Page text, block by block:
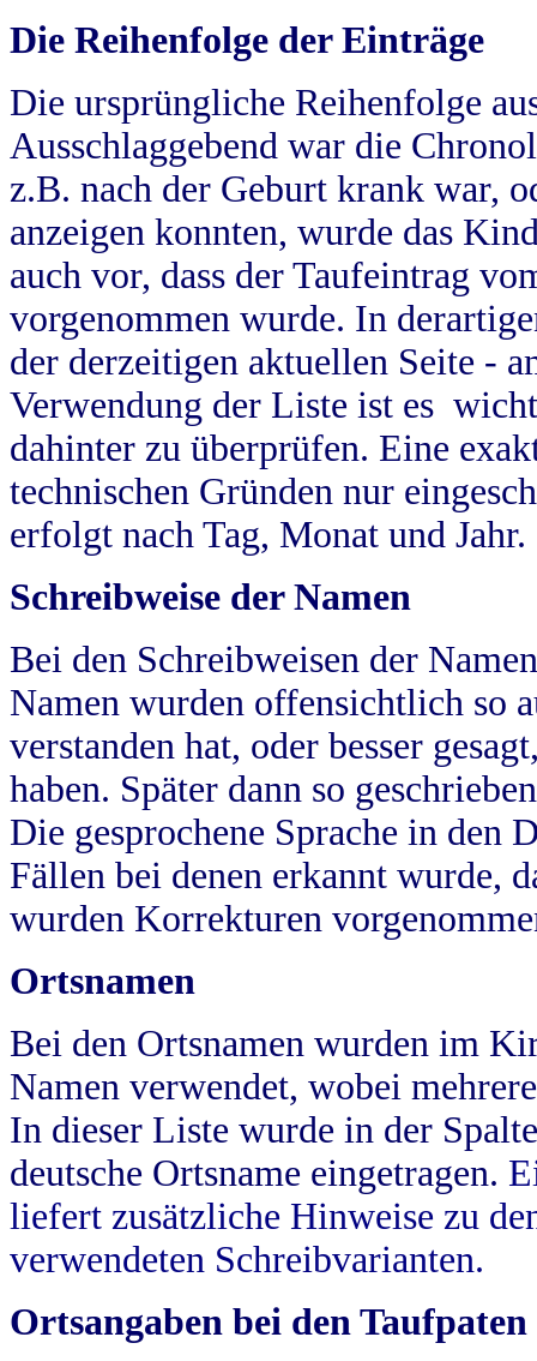
Die Reihenfolge der Einträge
Die ursprüngliche Reihenfolge
Ausschlaggebend war die
z.B. nach der Geburt krank war,
anzeigen konnten, wurde das
auch vor, dass der Taufeintrag
vorgenommen wurde. In
der derzeitigen aktuellen Seite -
Verwendung der Liste ist es
dahinter zu überprüfen. Eine
technischen Gründen nur
erfolgt nach Tag, Monat und Jahr.
Schreibweise der Namen
Bei den Schreibweisen der
Namen wurden offensichtlich so
verstanden hat, oder besser
haben. Später dann so
Die gesprochene Sprache in
Fällen bei denen erkannt wurde,
wurden Korrekturen
Ortsnamen
Bei den Ortsnamen wurden im
Namen verwendet, wobei
In dieser Liste wurde in der
deutsche Ortsname eingetragen.
liefert zusätzliche Hinweise zu
verwendeten Schreibvarianten.
Ortsangaben bei den Taufpaten